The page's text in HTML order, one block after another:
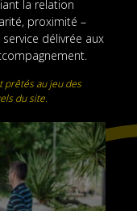
la relation
proximité –
délivrée aux
prêtés au jeu des
du site.